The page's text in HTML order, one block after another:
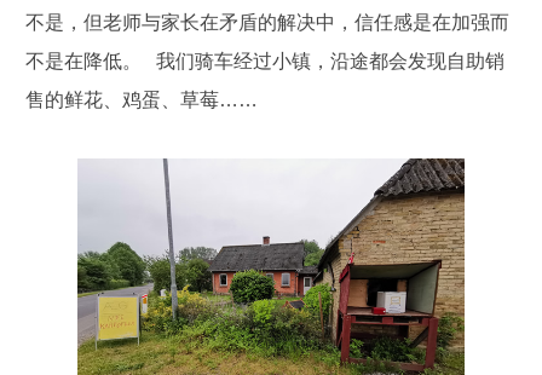
不是，但老师与家长在矛盾的解决中，信任感是在加强而
不是在降低。 我们骑车经过小镇，沿途都会发现自助销
售的鲜花、鸡蛋、草莓……